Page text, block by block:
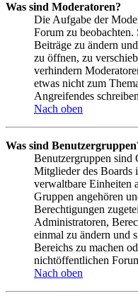
Was sind Moderatoren?
Die Aufgabe der
Forum zu beobachten.
Beiträge zu ändern
zu öffnen, zu
verhindern
etwas nicht zum
Angreifendes
Nach oben
Was sind
Benutzergruppen
Mitglieder des Boards
verwaltbare Einheiten
Gruppen angehören
Berechtigungen
Administratoren,
einmal zu ändern und
Bereichs zu machen
nichtöffentlichen
Nach oben